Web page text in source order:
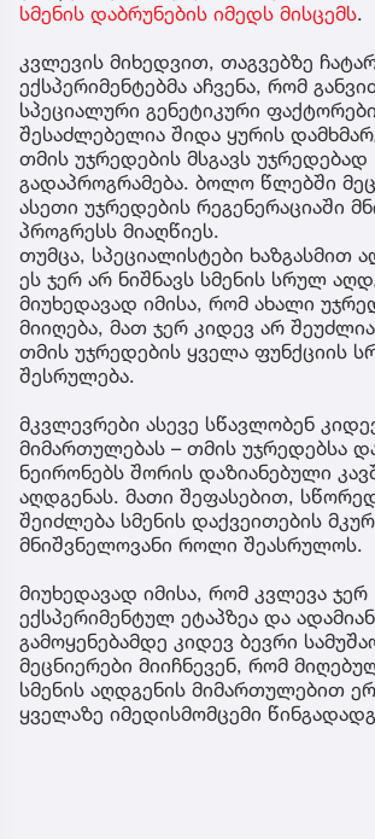
სმენის დაბრუნების იმედს მისცემს.
კვლევის მიხედვით, თაგვებზე
ექსპერიმენტებმა აჩვენა, რომ
სპეციალური გენეტიკური
შესაძლებელია შიდა ყურის
თმის უჯრედების მსგავს უჯრედებად
გადაპროგრამება. ბოლო წლებში
ასეთი უჯრედების რეგენერაციაში
პროგრესს მიაღწიეს.
თუმცა, სპეციალისტები ხაზგასმით
ეს ჯერ არ ნიშნავს სმენის სრულ
მიუხედავად იმისა, რომ ახალი
მიიღება, მათ ჯერ კიდევ არ
თმის უჯრედების ყველა ფუნქციის
შესრულება.
მკვლევრები ასევე სწავლობენ
მიმართულებას – თმის უჯრედებსა
ნეირონებს შორის დაზიანებული
აღდგენას. მათი შეფასებით,
შეიძლება სმენის დაქვეითების
მნიშვნელოვანი როლი შეასრულოს.
მიუხედავად იმისა, რომ კვლევა ჯერ
ექსპერიმენტულ ეტაპზეა და
გამოყენებამდე კიდევ ბევრი
მეცნიერები მიიჩნევენ, რომ
სმენის აღდგენის მიმართულებით
ყველაზე იმედისმომცემი